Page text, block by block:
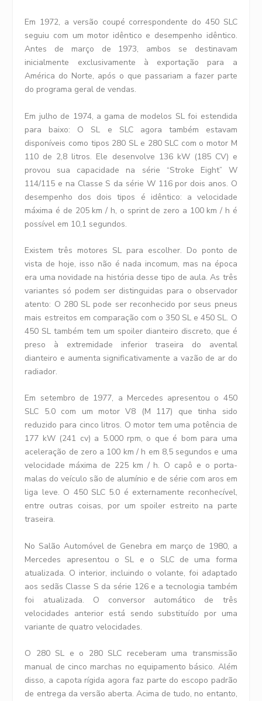
Em 1972, a versão coupé correspondente do 450 SLC
seguiu com um motor idêntico e desempenho idêntico.
Antes de março de 1973, ambos se destinavam
inicialmente exclusivamente à exportação para a
América do Norte, após o que passariam a fazer parte
do programa geral de vendas.
Em julho de 1974, a gama de modelos SL foi estendida
para baixo: O SL e SLC agora também estavam
disponíveis como tipos 280 SL e 280 SLC com o motor M
110 de 2,8 litros. Ele desenvolve 136 kW (185 CV) e
provou sua capacidade na série “Stroke Eight” W
114/115 e na Classe S da série W 116 por dois anos. O
desempenho dos dois tipos é idêntico: a velocidade
máxima é de 205 km / h, o sprint de zero a 100 km / h é
possível em 10,1 segundos.
Existem três motores SL para escolher. Do ponto de
vista de hoje, isso não é nada incomum, mas na época
era uma novidade na história desse tipo de aula. As três
variantes só podem ser distinguidas para o observador
atento: O 280 SL pode ser reconhecido por seus pneus
mais estreitos em comparação com o 350 SL e 450 SL. O
450 SL também tem um spoiler dianteiro discreto, que é
preso à extremidade inferior traseira do avental
dianteiro e aumenta significativamente a vazão de ar do
radiador.
Em setembro de 1977, a Mercedes apresentou o 450
SLC 5.0 com um motor V8 (M 117) que tinha sido
reduzido para cinco litros. O motor tem uma potência de
177 kW (241 cv) a 5.000 rpm, o que é bom para uma
aceleração de zero a 100 km / h em 8,5 segundos e uma
velocidade máxima de 225 km / h. O capô e o porta-
malas do veículo são de alumínio e de série com aros em
liga leve. O 450 SLC 5.0 é externamente reconhecível,
entre outras coisas, por um spoiler estreito na parte
traseira.
No Salão Automóvel de Genebra em março de 1980, a
Mercedes apresentou o SL e o SLC de uma forma
atualizada. O interior, incluindo o volante, foi adaptado
aos sedãs Classe S da série 126 e a tecnologia também
foi atualizada. O conversor automático de três
velocidades anterior está sendo substituído por uma
variante de quatro velocidades.
O 280 SL e o 280 SLC receberam uma transmissão
manual de cinco marchas no equipamento básico. Além
disso, a capota rígida agora faz parte do escopo padrão
de entrega da versão aberta. Acima de tudo, no entanto,